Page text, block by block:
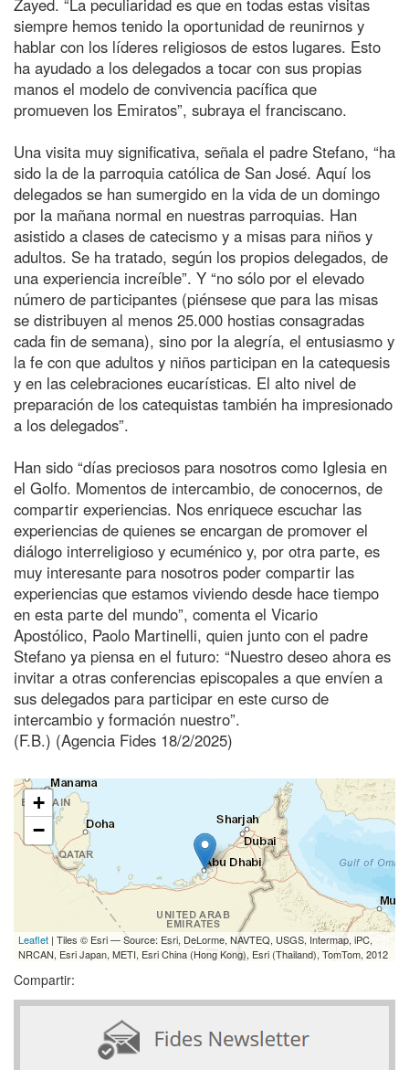
Zayed. “La peculiaridad es que en todas estas visitas
siempre hemos tenido la oportunidad de reunirnos y
hablar con los líderes religiosos de estos lugares. Esto
ha ayudado a los delegados a tocar con sus propias
manos el modelo de convivencia pacífica que
promueven los Emiratos”, subraya el franciscano.
Una visita muy significativa, señala el padre Stefano, “ha
sido la de la parroquia católica de San José. Aquí los
delegados se han sumergido en la vida de un domingo
por la mañana normal en nuestras parroquias. Han
asistido a clases de catecismo y a misas para niños y
adultos. Se ha tratado, según los propios delegados, de
una experiencia increíble”. Y “no sólo por el elevado
número de participantes (piénsese que para las misas
se distribuyen al menos 25.000 hostias consagradas
cada fin de semana), sino por la alegría, el entusiasmo y
la fe con que adultos y niños participan en la catequesis
y en las celebraciones eucarísticas. El alto nivel de
preparación de los catequistas también ha impresionado
a los delegados”.
Han sido “días preciosos para nosotros como Iglesia en
el Golfo. Momentos de intercambio, de conocernos, de
compartir experiencias. Nos enriquece escuchar las
experiencias de quienes se encargan de promover el
diálogo interreligioso y ecuménico y, por otra parte, es
muy interesante para nosotros poder compartir las
experiencias que estamos viviendo desde hace tiempo
en esta parte del mundo”, comenta el Vicario
Apostólico, Paolo Martinelli, quien junto con el padre
Stefano ya piensa en el futuro: “Nuestro deseo ahora es
invitar a otras conferencias episcopales a que envíen a
sus delegados para participar en este curso de
intercambio y formación nuestro”.
(F.B.) (Agencia Fides 18/2/2025)
+
−
Leaflet | Tiles © Esri — Source: Esri, DeLorme, NAVTEQ, USGS, Intermap, iPC,
NRCAN, Esri Japan, METI, Esri China (Hong Kong), Esri (Thailand), TomTom, 2012
Compartir: